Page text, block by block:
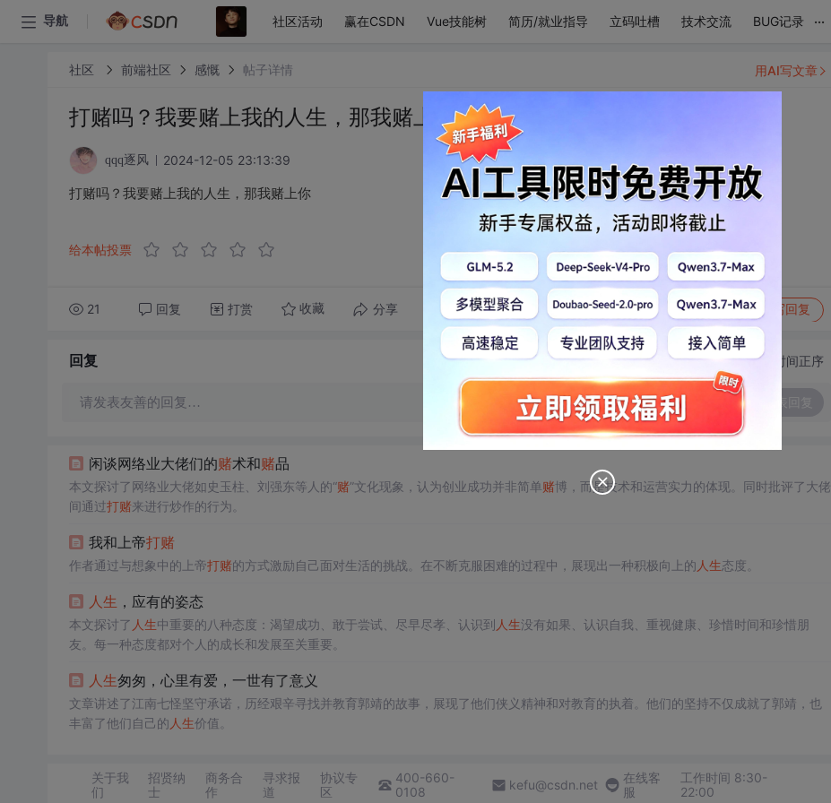
导航 社区活动 赢在CSDN Vue技能树 简历/就业指导 立码吐槽 技术交流 BUG记录 ...
社区 前端社区 感慨 帖子详情
打赌吗？我要赌上我的人生，那我赌上你
qqq逐风 2024-12-05 23:13:39
打赌吗？我要赌上我的人生，那我赌上你
给本帖投票
21 回复 打赏 收藏 分享 转发到动态 举报 写回复
用AI写文章
回复 切换为时间正序
请发表友善的回复…
闲谈网络业大佬们的赌术和赌品
本文探讨了网络业大佬如史玉柱、刘强东等人的“赌”文化现象，认为创业成功并非简单赌博，而是技术和运营实力的体现。同时批评了大佬
间通过打赌来进行炒作的行为。
我和上帝打赌
作者通过与想象中的上帝打赌的方式激励自己面对生活的挑战。在不断克服困难的过程中，展现出一种积极向上的 人生态度。
人生 ，应有的姿态
本文探讨了 人生中重要的八种态度：渴望成功、敢于尝试、尽早尽孝、认识到 人生没有如果、认识自我、重视健康、珍惜时间和珍惜朋
友。每一种态度都对个人的成长和发展至关重要。
人生匆匆，心里有爱，一世有了意义
文章讲述了江南七怪坚守承诺，历经艰辛寻找并教育郭靖的故事，展现了他们侠义精神和对教育的执着。他们的坚持不仅成就了郭靖，也
丰富了他们自己的 人生价值。
关于我
们
招贤纳
士
商务合
作
寻求报
道
协议专
区
400-660-
0108
kefu@csdn.net
在线客
服
工作时间 8:30-
22:00